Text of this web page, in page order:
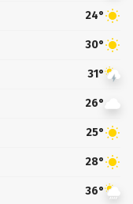
24°
30°
31°
26°
25°
28°
36°